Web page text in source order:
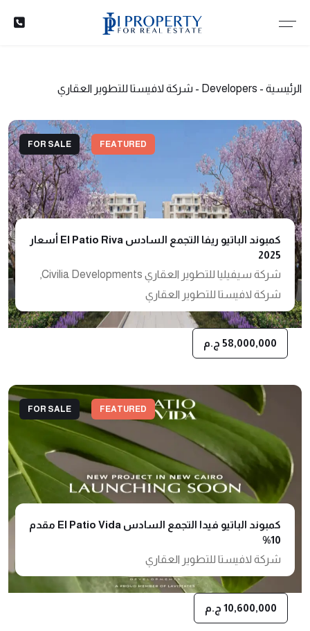
الرئيسية -
Developers
- شركة لافيستا للتطوير العقاري
FEATURED
FOR SALE
58,000,000 ج.م
كمبوند الباتيو ريفا التجمع السادس El Patio Riva أسعار
2025
شركة لافيستا للتطوير العقاري
FEATURED
FOR SALE
10,600,000 ج.م
كمبوند الباتيو فيدا التجمع السادس El Patio Vida مقدم
10%
شركة لافيستا للتطوير العقاري